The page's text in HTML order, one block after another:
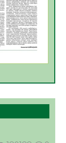
40
тауарды
48 0
39 0